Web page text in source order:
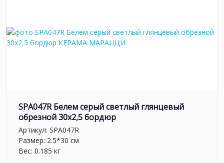
SPA047R Белем серый светлый глянцевый
обрезной 30х2,5 бордюр
Артикул: SPA047R
Размер: 2.5*30 см
Вес: 0.185 кг